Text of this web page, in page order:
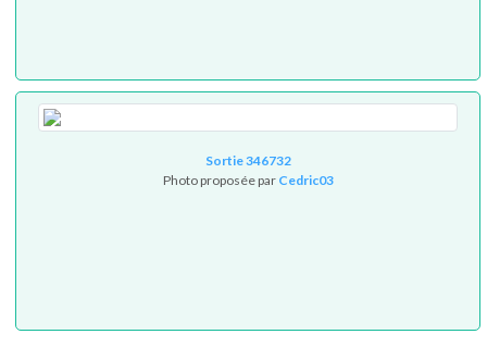
Sortie 346732
Photo proposée par Cedric03